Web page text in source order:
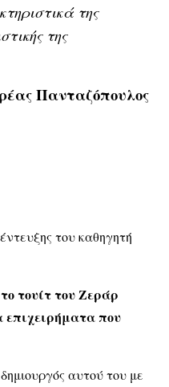
της
της
Πανταζόπουλος
του καθηγητή
τουίτ του Ζεράρ
επιχειρήματα που
αυτού του με